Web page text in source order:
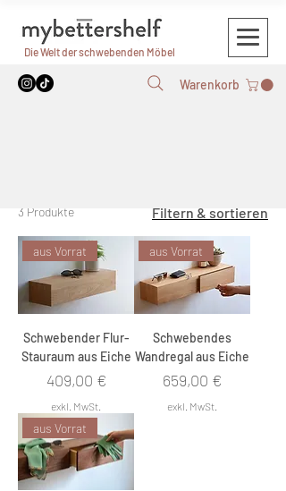
Warenkorb
Die Welt der schwebenden Möbel
3 Produkte Filtern & sortieren
aus Vorrat
Schwebender Flur-
Stauraum aus Eiche
Preis
409,00 €
exkl. MwSt.
aus Vorrat
Schwebendes
Wandregal aus Eiche
Preis
659,00 €
exkl. MwSt.
aus Vorrat